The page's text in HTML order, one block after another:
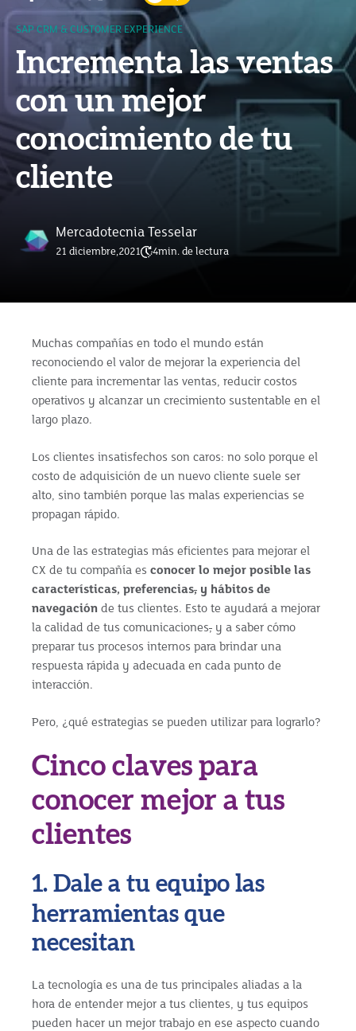
SAP CRM & CUSTOMER EXPERIENCE
Incrementa las ventas
con un mejor
conocimiento de tu
cliente
Mercadotecnia Tesselar
21 diciembre,2021 4min. de lectura
Muchas compañías en todo el mundo están
reconociendo el valor de mejorar la experiencia del
cliente para incrementar las ventas, reducir costos
operativos y alcanzar un crecimiento sustentable en el
largo plazo.
Los clientes insatisfechos son caros: no solo porque el
costo de adquisición de un nuevo cliente suele ser
alto, sino también porque las malas experiencias se
propagan rápido.
Una de las estrategias más eficientes para mejorar el
CX de tu compañía es conocer lo mejor posible las
características, preferencias, y hábitos de
navegación de tus clientes. Esto te ayudará a mejorar
la calidad de tus comunicaciones, y a saber cómo
preparar tus procesos internos para brindar una
respuesta rápida y adecuada en cada punto de
interacción.
Pero, ¿qué estrategias se pueden utilizar para lograrlo?
Cinco claves para
conocer mejor a tus
clientes
1. Dale a tu equipo las
herramientas que
necesitan
La tecnología es una de tus principales aliadas a la
hora de entender mejor a tus clientes, y tus equipos
pueden hacer un mejor trabajo en ese aspecto cuando